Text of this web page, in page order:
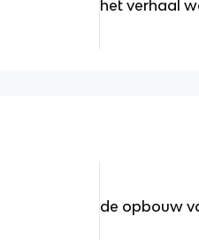
het verhaal
de opbouw